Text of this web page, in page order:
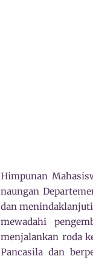
Himpunan
naungan
dan
mewadahi
menjalankan roda
Pancasila dan